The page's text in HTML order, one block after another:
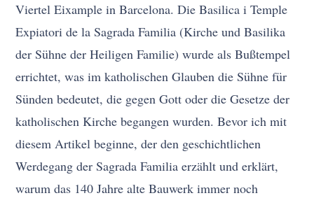
Viertel Eixample in Barcelona. Die Basilica i Temple
Expiatori de la Sagrada Familia (Kirche und Basilika
der Sühne der Heiligen Familie) wurde als Bußtempel
errichtet, was im katholischen Glauben die Sühne für
Sünden bedeutet, die gegen Gott oder die Gesetze der
katholischen Kirche begangen wurden. Bevor ich mit
diesem Artikel beginne, der den geschichtlichen
Werdegang der Sagrada Familia erzählt und erklärt,
warum das 140 Jahre alte Bauwerk immer noch